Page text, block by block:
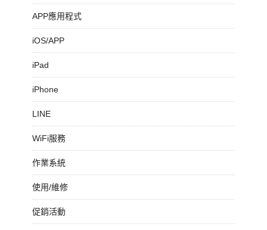
APP應用程式
iOS/APP
iPad
iPhone
LINE
WiFi服務
作業系統
使用/維修
促銷活動